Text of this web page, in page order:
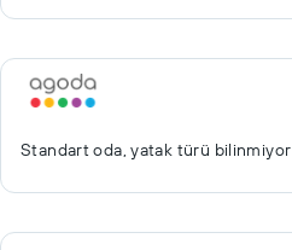
Standart oda, yatak türü bilinmiyor